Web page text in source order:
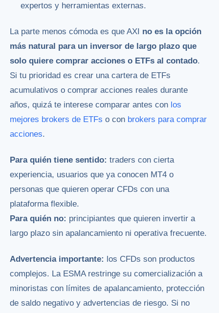
expertos y herramientas externas.
La parte menos cómoda es que AXI no es la opción
más natural para un inversor de largo plazo que
solo quiere comprar acciones o ETFs al contado.
Si tu prioridad es crear una cartera de ETFs
acumulativos o comprar acciones reales durante
años, quizá te interese comparar antes con los
mejores brokers de ETFs o con brokers para comprar
acciones.
Para quién tiene sentido: traders con cierta
experiencia, usuarios que ya conocen MT4 o
personas que quieren operar CFDs con una
plataforma flexible.
Para quién no: principiantes que quieren invertir a
largo plazo sin apalancamiento ni operativa frecuente.
Advertencia importante: los CFDs son productos
complejos. La ESMA restringe su comercialización a
minoristas con límites de apalancamiento, protección
de saldo negativo y advertencias de riesgo. Si no